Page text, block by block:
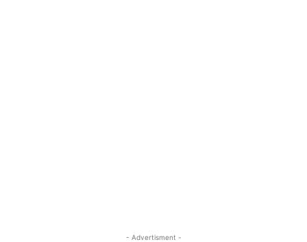
- Advertisment -